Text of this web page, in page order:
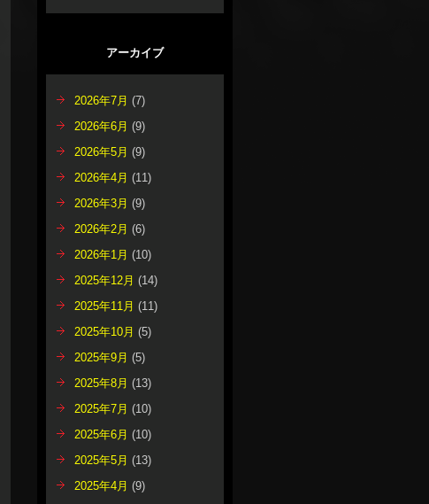
アーカイブ
2026年7月 (7)
2026年6月 (9)
2026年5月 (9)
2026年4月 (11)
2026年3月 (9)
2026年2月 (6)
2026年1月 (10)
2025年12月 (14)
2025年11月 (11)
2025年10月 (5)
2025年9月 (5)
2025年8月 (13)
2025年7月 (10)
2025年6月 (10)
2025年5月 (13)
2025年4月 (9)